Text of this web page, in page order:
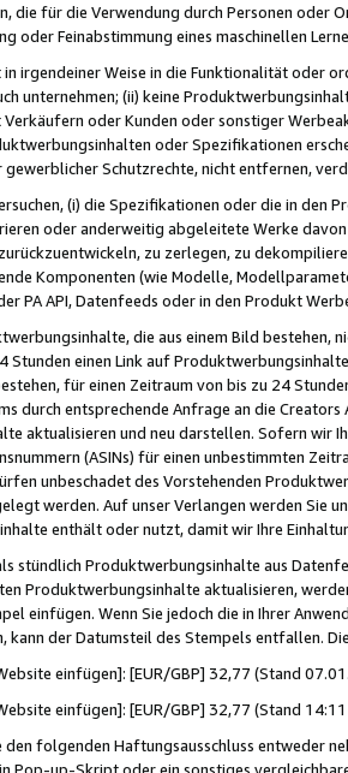
die für die Verwendung durch Personen
oder Feinabstimmung eines maschinellen
irgendeiner Weise in die Funktionalität oder
unternehmen; (ii) keine
oder Kunden oder sonstiger
oder Spezifikationen
gewerblicher Schutzrechte, nicht entfernen,
(i) die Spezifikationen oder die in
oder anderweitig abgeleitete Werke
zu zerlegen, zu
Komponenten (wie Modelle,
PA API, Datenfeeds oder in den Produkt
die aus einem Bild bestehen,
Stunden einen Link auf
für einen Zeitraum von bis zu 24
durch entsprechende Anfrage an die
aktualisieren und neu darstellen. Sofern wir
(ASINs) für einen unbestimmten
unbeschadet des Vorstehenden
werden. Auf unser Verlangen werden Sie
enthält oder nutzt, damit wir Ihre
stündlich Produktwerbungsinhalte aus
Produktwerbungsinhalte aktualisieren,
einfügen. Wenn Sie jedoch die in Ihrer
kann der Datumsteil des Stempels entfallen.
einfügen]: [EUR/GBP] 32,77 (Stand
einfügen]: [EUR/GBP] 32,77 (Stand
den folgenden Haftungsausschluss entweder
Pop-up-Skript oder ein sonstiges